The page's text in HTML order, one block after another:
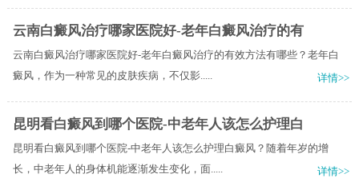
云南白癜风治疗哪家医院好-老年白癜风治疗的有
云南白癜风治疗哪家医院好-老年白癜风治疗的有效方法有哪些？老年白
癜风，作为一种常见的皮肤疾病，不仅影.....
详情>>
昆明看白癜风到哪个医院-中老年人该怎么护理白
昆明看白癜风到哪个医院-中老年人该怎么护理白癜风？随着年岁的增
长，中老年人的身体机能逐渐发生变化，面.....
详情>>